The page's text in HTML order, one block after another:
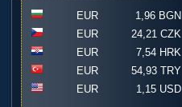
EUR
1,96 BGN
EUR
24,21 CZK
EUR
7,54 HRK
EUR
54,93 TRY
EUR
1,15 USD